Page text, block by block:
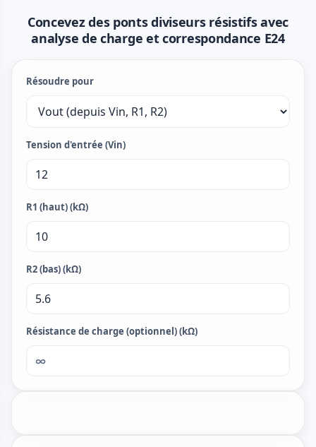
Concevez des ponts diviseurs résistifs avec
analyse de charge et correspondance E24
Résoudre pour
Tension d'entrée (Vin)
R1 (haut) (kΩ)
R2 (bas) (kΩ)
Résistance de charge (optionnel) (kΩ)